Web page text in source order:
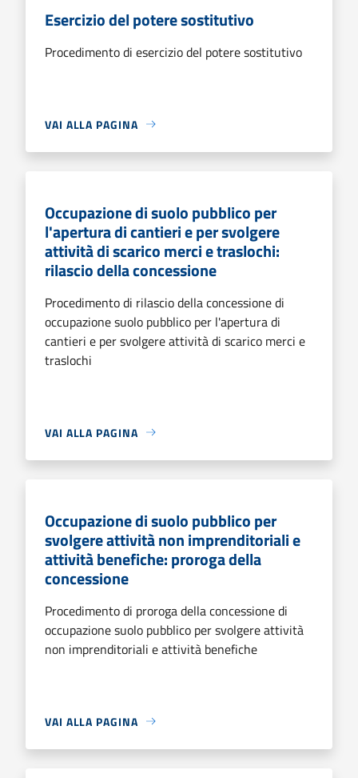
Esercizio del potere sostitutivo
Procedimento di esercizio del potere sostitutivo
VAI ALLA PAGINA
Occupazione di suolo pubblico per
l'apertura di cantieri e per svolgere
attività di scarico merci e traslochi:
rilascio della concessione
Procedimento di rilascio della concessione di
occupazione suolo pubblico per l'apertura di
cantieri e per svolgere attività di scarico merci e
traslochi
VAI ALLA PAGINA
Occupazione di suolo pubblico per
svolgere attività non imprenditoriali e
attività benefiche: proroga della
concessione
Procedimento di proroga della concessione di
occupazione suolo pubblico per svolgere attività
non imprenditoriali e attività benefiche
VAI ALLA PAGINA